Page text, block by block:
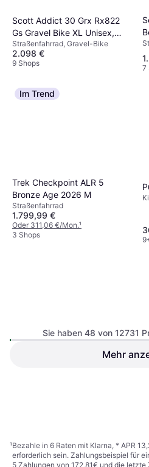
Scott Addict 30 Grx Rx822
Gs Gravel Bike XL Unisex,
Herrenfahrrad, Damenfahrrad
Straßenfahrrad, Gravel-Bike
2.098 €
9 Shops
7
Im Trend
Trek Checkpoint ALR 5
Bronze Age 2026 M
Straßenfahrrad
1.799,99 €
Oder 311,06 €/Mon.¹
3 Shops
Cube Stereo One77 Race 29
Sie haben 48 von 12731
Mehr
¹Bezahle in 6 Raten mit Klarna, * APR
erforderlich sein. Zahlungsbeispiel für
5 Zahlungen von 172,81€ und die